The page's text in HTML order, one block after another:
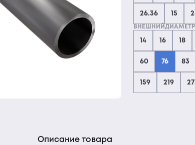
26.36 15
ВНЕШНИЙДИАМЕТР
14 16 18
60 76 83
159 219
Описание товара